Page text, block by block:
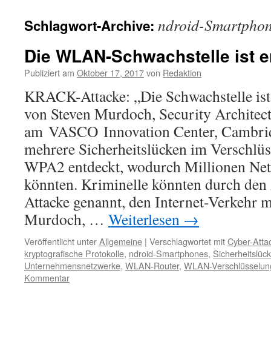
Schlagwort-Archive: ndroid-
Die WLAN-Schwachstelle ist
Publiziert am Oktober 17, 2017von Redaktion
KRACK-Attacke: „Die Schwachstelle
von Steven Murdoch, Security Architect
am VASCO Innovation Center,
mehrere Sicherheitslücken im
WPA2 entdeckt, wodurch Millionen
könnten. Kriminelle könnten durch
Attacke genannt, den Internet-Verkehr
Murdoch, … Weiterlesen →
Veröffentlicht unterAllgemeine | Verschlagwortet mitCyber-
kryptografische Protokolle, ndroid-Smartphones,
Unternehmensnetzwerke, WLAN-Router, WLAN-
Kommentar